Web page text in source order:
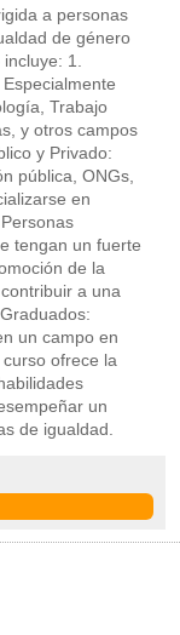
a personas
de género
1.
Trabajo
y otros campos
y Privado:
pública, ONGs,
en
tengan un fuerte
de la
a una
un campo en
ofrece la
un
de igualdad.